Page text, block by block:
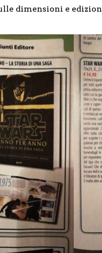
dimensioni e